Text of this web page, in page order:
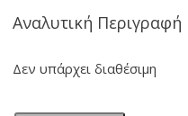
Αναλυτική Περιγραφή
Δεν υπάρχει διαθέσιμη